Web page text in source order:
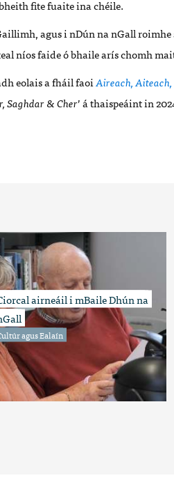
fite fuaiteina chéile.
agus i nDún na nGall roimhe
níos faideó bhaile arís chomh
eolais a fháil faoiAireach,
Saghdar & Cher’á thaispeáint in
airneáil i mBaile Dhún na
agus Ealaín